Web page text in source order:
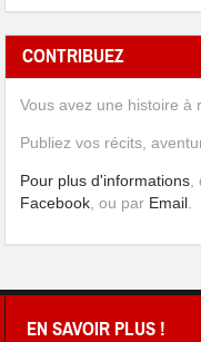
CONTRIBUEZ
Vous avez une histoire à
Publiez vos récits,
Pour plus d'informations
Facebook , ou par Email
EN SAVOIR PLUS !